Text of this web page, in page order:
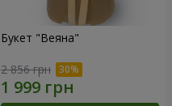
Букет "Веяна"
2 856 грн